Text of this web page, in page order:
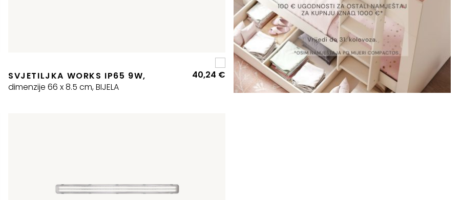
SVJETILJKA WORKS IP65 9W,
dimenzije 66 x 8.5 cm, BIJELA
40,24 €